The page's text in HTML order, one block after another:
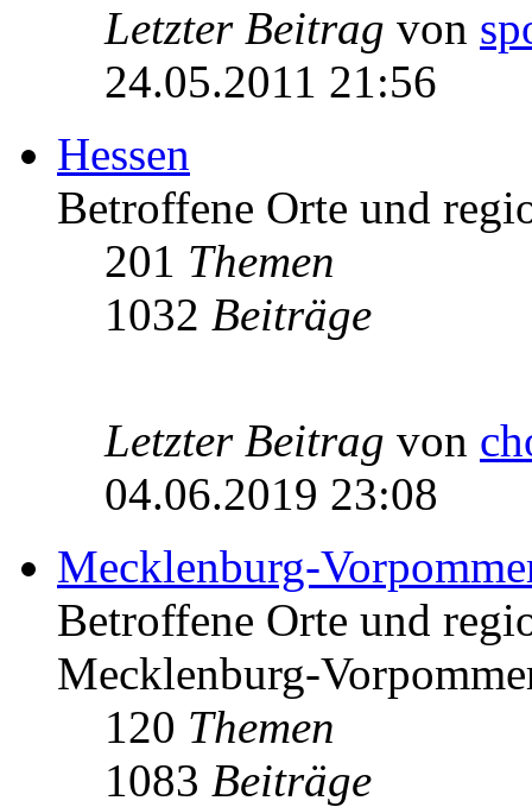
Letzter Beitrag von
24.05.2011 21:56
Hessen
Betroffene Orte und
201 Themen
1032 Beiträge
Letzter Beitrag von
04.06.2019 23:08
Mecklenburg-
Betroffene Orte und
Mecklenburg-
120 Themen
1083 Beiträge